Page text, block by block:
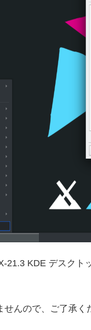
21.3 KDE デスクト
んので、ご了承く